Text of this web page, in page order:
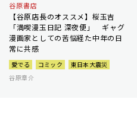
谷原書店
【谷原店長のオススメ】桜玉吉
「満喫漫玉日記 深夜便」 ギャグ
漫画家としての苦悩経た中年の日
常に共感
愛でる コミック
東日本大震災
谷原章介